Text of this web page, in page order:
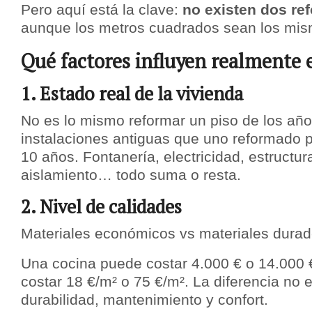
Pero aquí está la clave: no existen dos
aunque los metros cuadrados sean los
Qué factores influyen realmente
1. Estado real de la vivienda
No es lo mismo reformar un piso de los
instalaciones antiguas que uno reformado
10 años. Fontanería, electricidad,
aislamiento… todo suma o resta.
2. Nivel de calidades
Materiales económicos vs materiales
Una cocina puede costar 4.000 € o 14.000
costar 18 €/m² o 75 €/m². La diferencia no
durabilidad, mantenimiento y confort.